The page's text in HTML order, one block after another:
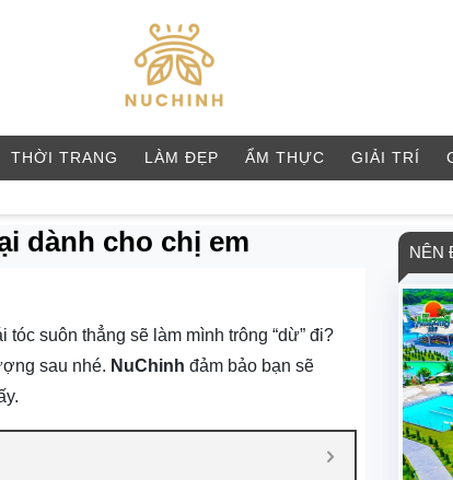
THỜI TRANG LÀM ĐẸP ẨM THỰC GIẢI TRÍ
dành cho chị em
suôn thẳng sẽ làm mình trông “dừ” đi?
sau nhé. NuChinh đảm bảo bạn sẽ
NÊN